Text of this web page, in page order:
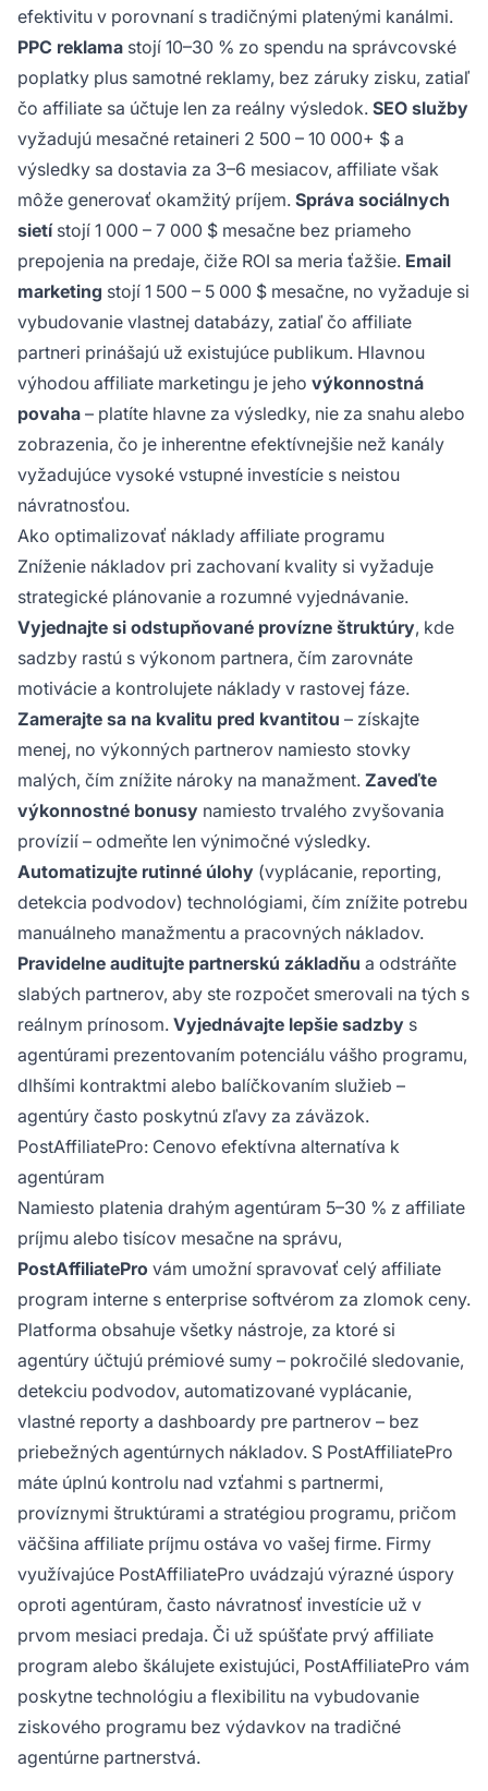
efektivitu v porovnaní s tradičnými platenými kanálmi.
PPC reklama stojí 10–30 % zo spendu na správcovské
poplatky plus samotné reklamy, bez záruky zisku, zatiaľ
čo affiliate sa účtuje len za reálny výsledok. SEO služby
vyžadujú mesačné retaineri 2 500 – 10 000+ $ a
výsledky sa dostavia za 3–6 mesiacov, affiliate však
môže generovať okamžitý príjem. Správa sociálnych
sietístojí 1 000 – 7 000 $ mesačne bez priameho
prepojenia na predaje, čiže ROI sa meria ťažšie. Email
marketing stojí 1 500 – 5 000 $ mesačne, no vyžaduje si
vybudovanie vlastnej databázy, zatiaľ čo affiliate
partneri prinášajú už existujúce publikum. Hlavnou
výhodou affiliate marketingu je jeho výkonnostná
povaha – platíte hlavne za výsledky, nie za snahu alebo
zobrazenia, čo je inherentne efektívnejšie než kanály
vyžadujúce vysoké vstupné investície s neistou
návratnosťou.
Ako optimalizovať náklady affiliate programu
Zníženie nákladov pri zachovaní kvality si vyžaduje
strategické plánovanie a rozumné vyjednávanie.
Vyjednajte si odstupňované provízne štruktúry, kde
sadzby rastú s výkonom partnera, čím zarovnáte
motivácie a kontrolujete náklady v rastovej fáze.
Zamerajte sa na kvalitu pred kvantitou – získajte
menej, no výkonných partnerov namiesto stovky
malých, čím znížite nároky na manažment. Zaveďte
výkonnostné bonusy namiesto trvalého zvyšovania
provízií – odmeňte len výnimočné výsledky.
Automatizujte rutinné úlohy (vyplácanie, reporting,
detekcia podvodov) technológiami, čím znížite potrebu
manuálneho manažmentu a pracovných nákladov.
Pravidelne auditujte partnerskú základňu a odstráňte
slabých partnerov, aby ste rozpočet smerovali na tých s
reálnym prínosom. Vyjednávajte lepšie sadzby s
agentúrami prezentovaním potenciálu vášho programu,
dlhšími kontraktmi alebo balíčkovaním služieb –
agentúry často poskytnú zľavy za záväzok.
PostAffiliatePro: Cenovo efektívna alternatíva k
agentúram
Namiesto platenia drahým agentúram 5–30 % z affiliate
príjmu alebo tisícov mesačne na správu,
PostAffiliatePro vám umožní spravovať celý affiliate
program interne s enterprise softvérom za zlomok ceny.
Platforma obsahuje všetky nástroje, za ktoré si
agentúry účtujú prémiové sumy – pokročilé sledovanie,
detekciu podvodov, automatizované vyplácanie,
vlastné reporty a dashboardy pre partnerov – bez
priebežných agentúrnych nákladov. S PostAffiliatePro
máte úplnú kontrolu nad vzťahmi s partnermi,
províznymi štruktúrami a stratégiou programu, pričom
väčšina affiliate príjmu ostáva vo vašej firme. Firmy
využívajúce PostAffiliatePro uvádzajú výrazné úspory
oproti agentúram, často návratnosť investície už v
prvom mesiaci predaja. Či už spúšťate prvý affiliate
program alebo škálujete existujúci, PostAffiliatePro vám
poskytne technológiu a flexibilitu na vybudovanie
ziskového programu bez výdavkov na tradičné
agentúrne partnerstvá.